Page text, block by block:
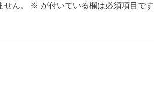
ん。 ※ が付いている欄は必須項目です